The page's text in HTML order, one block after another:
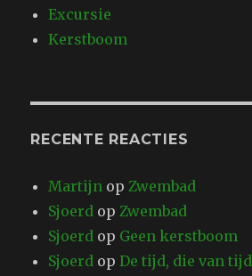
Excursie
Kerstboom
RECENTE REACTIES
Martijn opZwembad
Sjoerd opZwembad
Sjoerd op Geen kerstboom
Sjoerd opDe tijd, die van